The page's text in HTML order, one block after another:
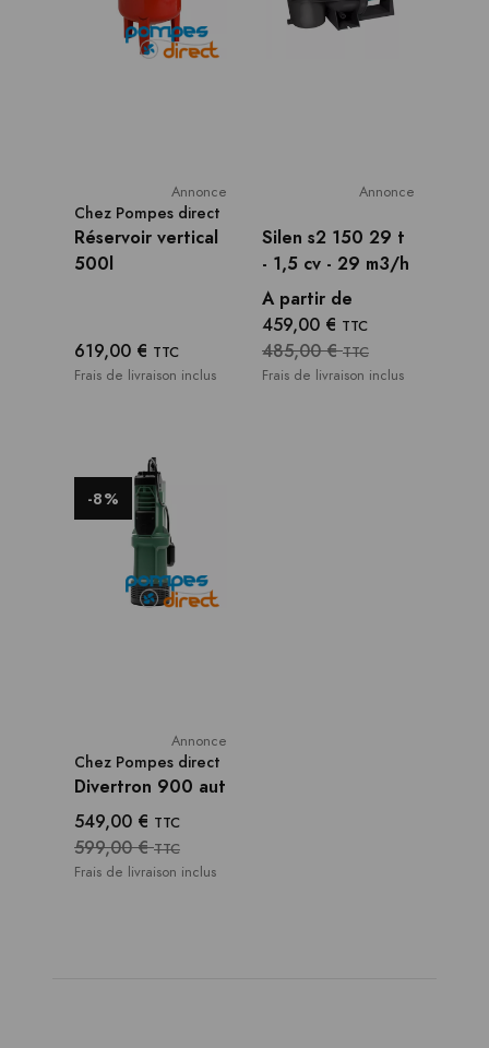
Annonce
Chez Pompes direct
Réservoir vertical
500l
619,00 € TTC
Frais de livraison inclus
Annonce
Silen s2 150 29 t
- 1,5 cv - 29 m3/h
A partir de
459,00 € TTC
485,00 €TTC
Frais de livraison inclus
-8%
Annonce
Chez Pompes direct
Divertron 900 aut
549,00 € TTC
599,00 €TTC
Frais de livraison inclus